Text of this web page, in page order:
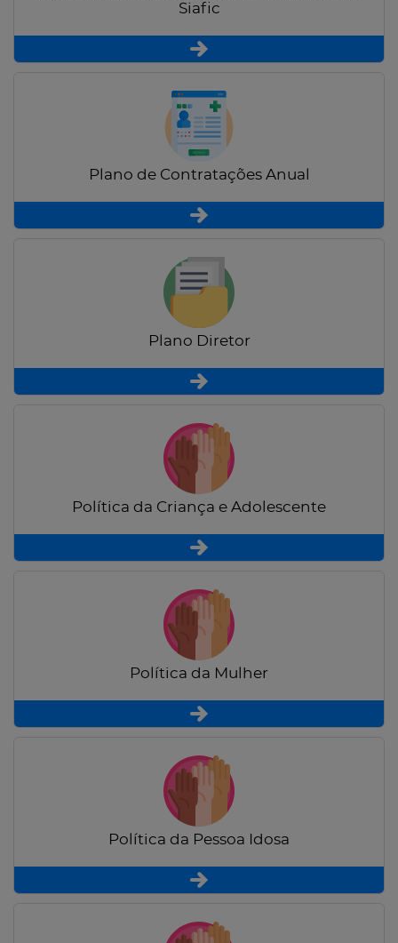
Siafic
Plano de Contratações Anual
Plano Diretor
Política da Criança e Adolescente
Política da Mulher
Política da Pessoa Idosa